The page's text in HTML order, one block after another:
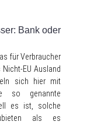
Bank oder
für Verbraucher
EU Ausland
sich hier mit
so genannte
es ist, solche
als es